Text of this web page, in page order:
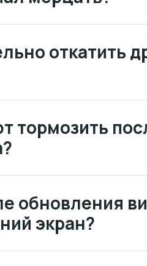
откатить
тормозить
обновления
экран?